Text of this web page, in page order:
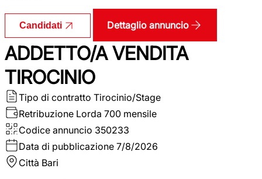
Candidati Dettaglio annuncio
ADDETTO/A VENDITA
TIROCINIO
Tipo di contratto Tirocinio/Stage
Retribuzione Lorda 700 mensile
Codice annuncio 350233
Data di pubblicazione 7/8/2026
Città Bari